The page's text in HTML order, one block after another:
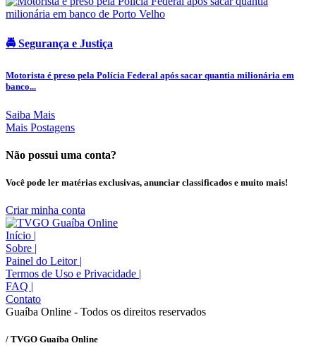
🚔 Segurança e Justiça
Motorista é preso pela Polícia Federal após sacar quantia milionária em
banco...
Saiba Mais
Mais Postagens
Não possui uma conta?
Você pode ler matérias exclusivas, anunciar classificados e muito mais!
Criar minha conta
Início |
Sobre |
Painel do Leitor |
Termos de Uso e Privacidade |
FAQ |
Contato
Guaíba Online - Todos os direitos reservados
/ TVGO Guaíba Online